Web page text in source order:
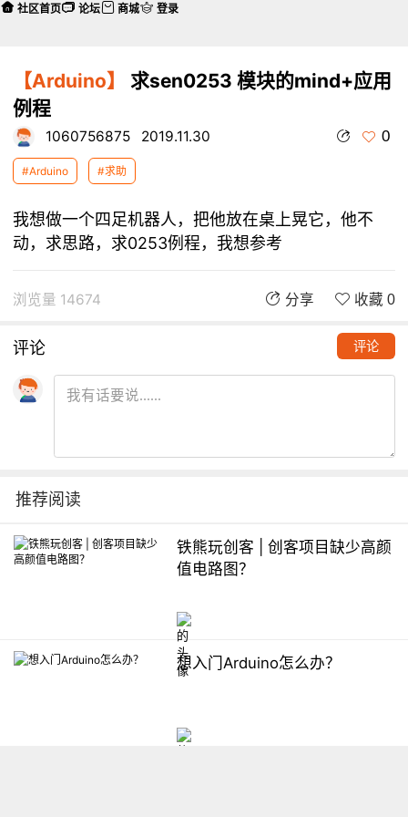
【Arduino】
求sen0253 模块的mind+应用
例程
1060756875 2019.11.30 0
#Arduino #求助
我想做一个四足机器人，把他放在桌上晃它，他不
动，求思路，求0253例程，我想参考
浏览量 14674 分享 收藏 0
评论 评论
推荐阅读
铁熊玩创客 | 创客项目缺少高颜
值电路图？
想入门Arduino怎么办？
社区首页 论坛 商城 登录